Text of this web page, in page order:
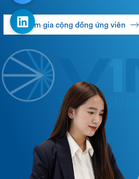
Tham gia cộng đồng ứng viên